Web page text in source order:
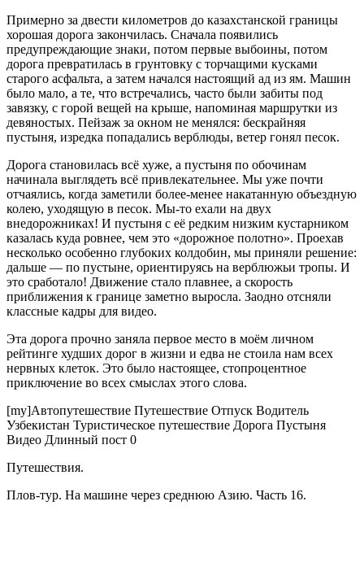
Примерно за двести километров до казахстанской границы
хорошая дорога закончилась. Сначала появились
предупреждающие знаки, потом первые выбоины, потом
дорога превратилась в грунтовку с торчащими кусками
старого асфальта, а затем начался настоящий ад из ям. Машин
было мало, а те, что встречались, часто были забиты под
завязку, с горой вещей на крыше, напоминая маршрутки из
девяностых. Пейзаж за окном не менялся: бескрайняя
пустыня, изредка попадались верблюды, ветер гонял песок.
Дорога становилась всё хуже, а пустыня по обочинам
начинала выглядеть всё привлекательнее. Мы уже почти
отчаялись, когда заметили более-менее накатанную объездную
колею, уходящую в песок. Мы-то ехали на двух
внедорожниках! И пустыня с её редким низким кустарником
казалась куда ровнее, чем это «дорожное полотно». Проехав
несколько особенно глубоких колдобин, мы приняли решение:
дальше — по пустыне, ориентируясь на верблюжьи тропы. И
это сработало! Движение стало плавнее, а скорость
приближения к границе заметно выросла. Заодно отсняли
классные кадры для видео.
Эта дорога прочно заняла первое место в моём личном
рейтинге худших дорог в жизни и едва не стоила нам всех
нервных клеток. Это было настоящее, стопроцентное
приключение во всех смыслах этого слова.
[my]Автопутешествие Путешествие Отпуск Водитель
Узбекистан Туристическое путешествие Дорога Пустыня
Видео Длинный пост 0
Путешествия.
Плов-тур. На машине через среднюю Азию. Часть 16.